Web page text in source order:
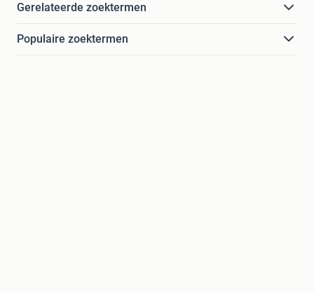
Gerelateerde zoektermen
Populaire zoektermen